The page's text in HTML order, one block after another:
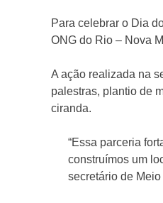
Para celebrar o Dia
ONG do Rio – Nova
A ação realizada na
palestras, plantio de
ciranda.
“Essa parceria
construímos um
secretário de